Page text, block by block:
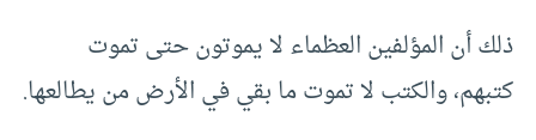
ذلك أن المؤلفين العظماء لا يموتون حتى تموت
كتبهم، والكتب لا تموت ما بقي في الأرض من يطالعها.